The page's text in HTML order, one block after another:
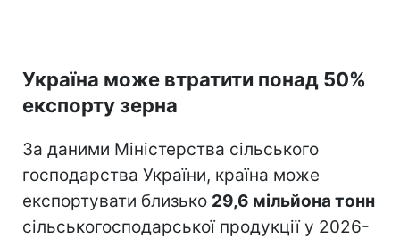
Україна може втратити понад 50%
експорту зерна
За даними Міністерства сільського
господарства України, країна може
експортувати близько 29,6 мільйона тонн
сільськогосподарської продукції у 2026-